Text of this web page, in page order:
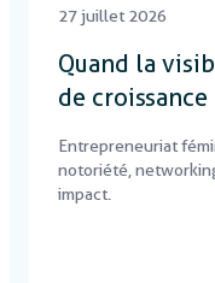
27 juillet 2026
Quand la
de croissance
Entrepreneuriat
notoriété,
impact.